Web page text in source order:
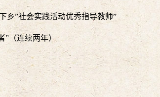
乡”社会实践活动优秀指导教师”
”（连续两年）